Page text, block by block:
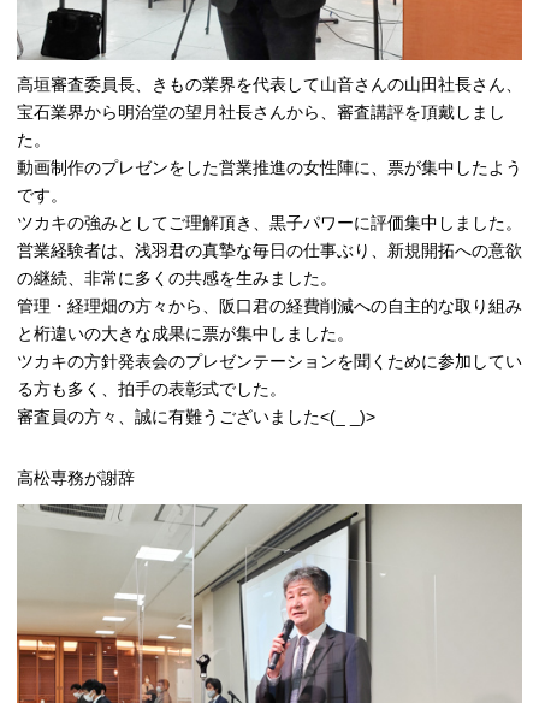
高垣審査委員長、きもの業界を代表して山音さんの山田社長さん、
宝石業界から明治堂の望月社長さんから、審査講評を頂戴しまし
た。
動画制作のプレゼンをした営業推進の女性陣に、票が集中したよう
です。
ツカキの強みとしてご理解頂き、黒子パワーに評価集中しました。
営業経験者は、浅羽君の真摯な毎日の仕事ぶり、新規開拓への意欲
の継続、非常に多くの共感を生みました。
管理・経理畑の方々から、阪口君の経費削減への自主的な取り組み
と桁違いの大きな成果に票が集中しました。
ツカキの方針発表会のプレゼンテーションを聞くために参加してい
る方も多く、拍手の表彰式でした。
審査員の方々、誠に有難うございました<(_ _)>
高松専務が謝辞